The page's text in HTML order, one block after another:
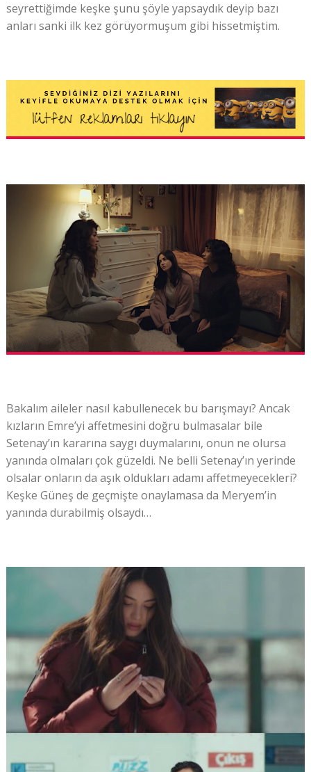
seyrettiğimde keşke şunu şöyle yapsaydık deyip bazı
anları sanki ilk kez görüyormuşum gibi hissetmiştim.
Bakalım aileler nasıl kabullenecek bu barışmayı? Ancak
kızların Emre’yi affetmesini doğru bulmasalar bile
Setenay’ın kararına saygı duymalarını, onun ne olursa
yanında olmaları çok güzeldi. Ne belli Setenay’ın yerinde
olsalar onların da aşık oldukları adamı affetmeyecekleri?
Keşke Güneş de geçmişte onaylamasa da Meryem’in
yanında durabilmiş olsaydı…